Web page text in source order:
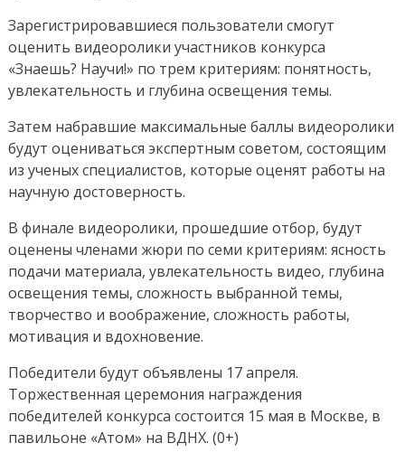
лучший
ролик
конкурса
«Знаешь?
Зарегистрировавшиеся пользователи смогут
оценить видеоролики участников конкурса
«Знаешь? Научи!» по трем критериям: понятность,
увлекательность и глубина освещения темы.
Затем набравшие максимальные баллы видеоролики
будут оцениваться экспертным советом, состоящим
из ученых специалистов, которые оценят работы на
научную достоверность.
В финале видеоролики, прошедшие отбор, будут
оценены членами жюри по семи критериям: ясность
подачи материала, увлекательность видео, глубина
освещения темы, сложность выбранной темы,
творчество и воображение, сложность работы,
мотивация и вдохновение.
Победители будут объявлены 17 апреля.
Торжественная церемония награждения
победителей конкурса состоится 15 мая в Москве, в
павильоне «Атом» на ВДНХ. (0+)